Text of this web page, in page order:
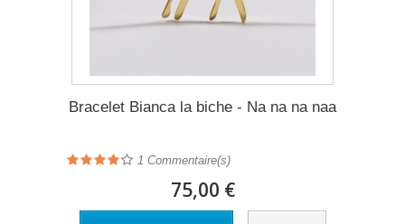
Bracelet Bianca la biche - Na na na naa
1 Commentaire(s)
75,00 €